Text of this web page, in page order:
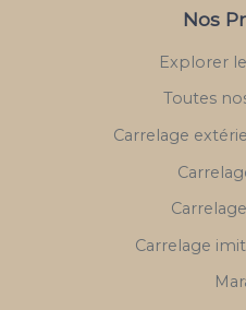
Nos
Explorer
Toutes
Carrelage
Carrelage